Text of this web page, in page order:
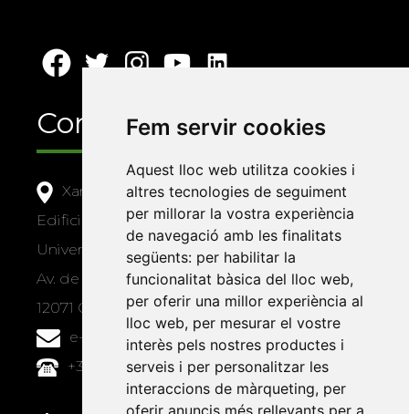
Fem servir cookies
Aquest lloc web utilitza cookies i
altres tecnologies de seguiment
per millorar la vostra experiència
de navegació amb les finalitats
següents: per habilitar la
funcionalitat bàsica del lloc web,
per oferir una millor experiència al
lloc web, per mesurar el vostre
interès pels nostres productes i
serveis i per personalitzar les
interaccions de màrqueting, per
oferir anuncis més rellevants per a
Contacte
Xarxa Vives d'Universitats
Edifici Àgora
Universitat Jaume I, local 10
Av. de Vicent Sos Baynat, s/n
12071 Castelló de la Plana
e-buc@vives.org
+34 964 72 89 93